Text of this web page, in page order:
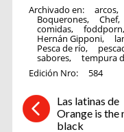
Archivado en: arcos,
Boquerones, Chef,
comidas, foddporn,
Hernán Gipponi,
Pesca de río,
sabores, tempura
Edición Nro:
584
Las latinas de
Orange is the
black